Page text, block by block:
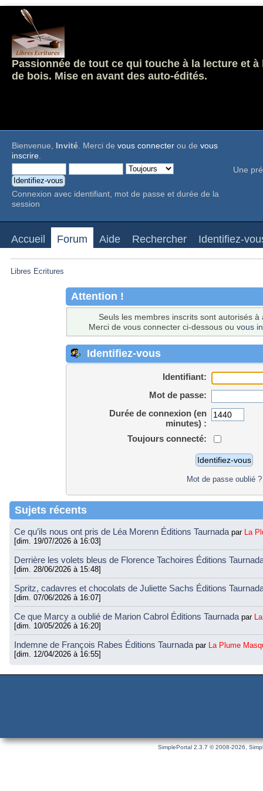
Passionnée de tout ce qui touche à la lecture et
de bois. Mise en avant des auto-édités.
Bienvenue, Invité. Merci de vous connecter ou de vous
inscrire.
Connexion avec identifiant, mot de passe et durée de la
session
Une
Accueil Forum Aide Rechercher Identifiez-
Libres Ecritures
Attention !
Seuls les membres inscrits sont autorisés
Merci de vous connecter ci-dessous ou vous
Identifiez-vous
Identifiant:
Mot de passe:
Durée de connexion (en
minutes) :
Toujours connecté:
Mot de passe oublié ?
Sujets récents
Ce qu’ils nous ont pris de Léa Morenn Éditions Taurnada par La
[dim. 19/07/2026 à 16:03]
Derrière les volets bleus de Florence Tachoires Éditions
[dim. 28/06/2026 à 15:48]
Spritz, cadavres et chocolats de Juliette Sachs Éditions
[dim. 07/06/2026 à 16:07]
Ce que Marcy a oublié de Marion Cabrol Éditions Taurnada par
[dim. 10/05/2026 à 16:20]
Indemne de François Rabes Éditions Taurnada par La Plume
[dim. 12/04/2026 à 16:55]
SimplePortal 2.3.7 © 2008-2026,